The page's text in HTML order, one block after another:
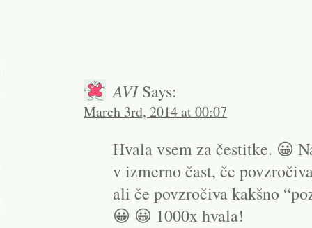
AVISays:
March 3rd, 2014 at 00:07
Hvala vsem za čestitke. 😀
v izmerno čast, če
ali če povzročiva kakšno
😀 😀 1000x hvala!